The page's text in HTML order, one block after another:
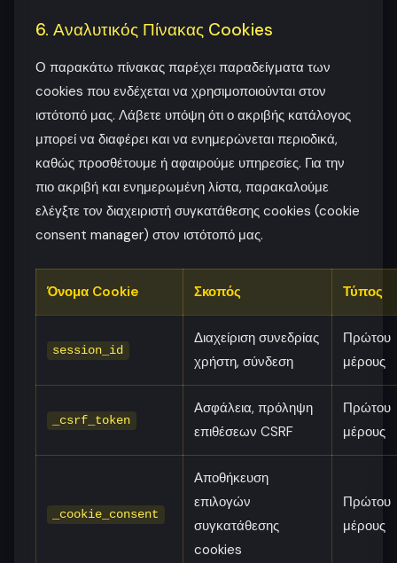
6. Αναλυτικός Πίνακας Cookies
Ο παρακάτω πίνακας παρέχει παραδείγματα των
cookies που ενδέχεται να χρησιμοποιούνται στον
ιστότοπό μας. Λάβετε υπόψη ότι ο ακριβής κατάλογος
μπορεί να διαφέρει και να ενημερώνεται περιοδικά,
καθώς προσθέτουμε ή αφαιρούμε υπηρεσίες. Για την
πιο ακριβή και ενημερωμένη λίστα, παρακαλούμε
ελέγξτε τον διαχειριστή συγκατάθεσης cookies (cookie
consent manager) στον ιστότοπό μας.
Όνομα Cookie Σκοπός Τύπος
session_id
Διαχείριση συνεδρίας
χρήστη, σύνδεση
Πρώτου
μέρους
_csrf_token
Ασφάλεια, πρόληψη
επιθέσεων CSRF
Πρώτου
μέρους
_cookie_consent
Αποθήκευση
επιλογών
συγκατάθεσης
cookies
Πρώτου
μέρους